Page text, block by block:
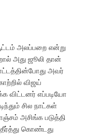
ஆட்டம் அலப்பறை என்று
அது ஜூலி தான்
அவர்
விஜய்
விட்டனர் எப்படியோ
சில நாட்கள்
அசிங்க படுத்தி
கொண்டது